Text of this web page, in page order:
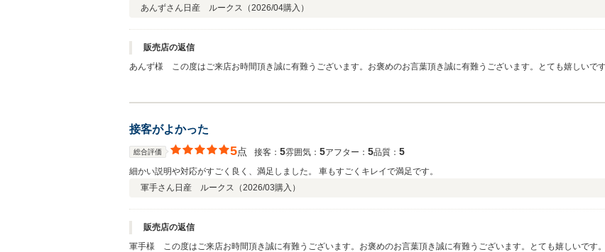
あんずさん 日産 ルークス（2026/04購入）
販売店の返信
あんず様 この度はご来店お時間頂き誠に有難うございます。お褒めのお言葉頂き誠に有難うございます。とても嬉しいで
接客がよかった
総合評価 5点 接客： 5雰囲気： 5アフター： 5品質： 5
細かい説明や対応がすごく良く、満足しました。 車もすごくキレイで満足です。
軍手さん 日産 ルークス（2026/03購入）
販売店の返信
軍手様 この度はご来店お時間頂き誠に有難うございます。お褒めのお言葉頂き誠に有難うございます。とても嬉しいです